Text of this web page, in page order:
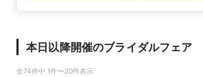
本日以降開催のブライダルフェア
全74件中 1件〜20件表示